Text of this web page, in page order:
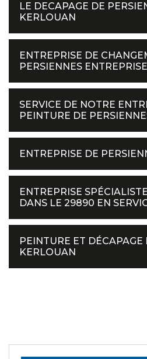
LE DECAPAGE DE
KERLOUAN
ENTREPRISE DE
PERSIENNES
SERVICE DE NOTRE
PEINTURE DE
ENTREPRISE DE
ENTREPRISE
DANS LE 29890 EN
PEINTURE ET DÉCAPAGE
KERLOUAN